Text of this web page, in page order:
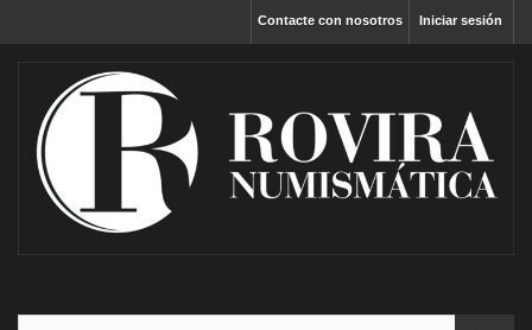
Iniciar sesión
Contacte con nosotros